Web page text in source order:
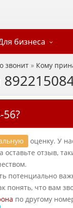
бизнеса
звонит » Кому
оценку. У
оставьте отзыв,
потенциально
понять, что вам
по другому